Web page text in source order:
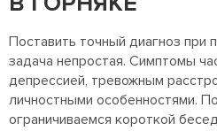
Поставить точный диагноз при
задача непростая. Симптомы
депрессией, тревожным
личностными особенностями.
ограничиваемся короткой